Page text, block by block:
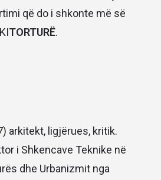
që do i shkonte më së
TORTURË.
arkitekt, ligjërues, kritik.
i Shkencave Teknike në
dhe Urbanizmit nga